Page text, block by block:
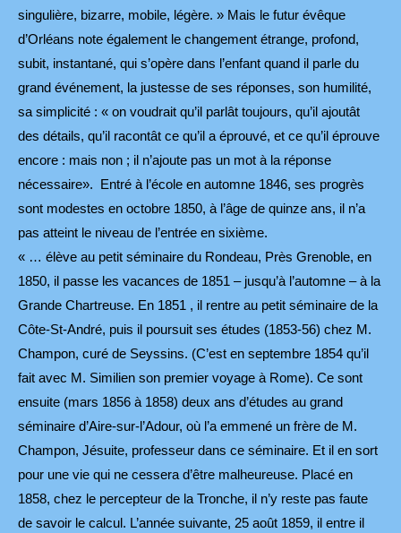
singulière, bizarre, mobile, légère. » Mais le futur évêque
d’Orléans note également le changement étrange, profond,
subit, instantané, qui s’opère dans l’enfant quand il parle du
grand événement, la justesse de ses réponses, son humilité,
sa simplicité : « on voudrait qu’il parlât toujours, qu’il ajoutât
des détails, qu’il racontât ce qu’il a éprouvé, et ce qu’il éprouve
encore : mais non ; il n’ajoute pas un mot à la réponse
nécessaire». Entré à l’école en automne 1846, ses progrès
sont modestes en octobre 1850, à l’âge de quinze ans, il n’a
pas atteint le niveau de l’entrée en sixième.
« … élève au petit séminaire du Rondeau, Près Grenoble, en
1850, il passe les vacances de 1851 – jusqu’à l’automne – à la
Grande Chartreuse. En 1851 , il rentre au petit séminaire de la
Côte-St-André, puis il poursuit ses études (1853-56) chez M.
Champon, curé de Seyssins. (C’est en septembre 1854 qu’il
fait avec M. Similien son premier voyage à Rome). Ce sont
ensuite (mars 1856 à 1858) deux ans d’études au grand
séminaire d’Aire-sur-l’Adour, où l’a emmené un frère de M.
Champon, Jésuite, professeur dans ce séminaire. Et il en sort
pour une vie qui ne cessera d’être malheureuse. Placé en
1858, chez le percepteur de la Tronche, il n’y reste pas faute
de savoir le calcul. L’année suivante, 25 août 1859, il entre il